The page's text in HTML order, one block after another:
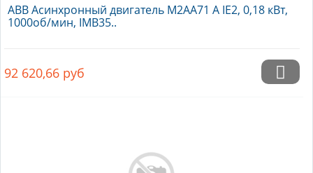
ABB Асинхронный двигатель M2AA71 A IE2, 0,18 кВт,
1000об/мин, IMB35..
92 620,66 руб